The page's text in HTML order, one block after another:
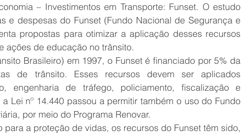
– Investimentos em Transporte: Funset. O estudo
e despesas do Funset (Fundo Nacional de Segurança e
propostas para otimizar a aplicação desses recursos
ações de educação no trânsito.
Brasileiro) em 1997, o Funset é financiado por 5% da
de trânsito. Esses recursos devem ser aplicados
engenharia de tráfego, policiamento, fiscalização e
Lei nº 14.440 passou a permitir também o uso do Fundo
por meio do Programa Renovar.
a proteção de vidas, os recursos do Funset têm sido,